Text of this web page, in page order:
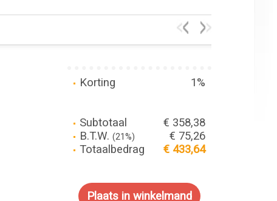
Korting 1%
Subtotaal
€ 358,38
B.T.W. (21%)
€ 75,26
Totaalbedrag
€ 433,64